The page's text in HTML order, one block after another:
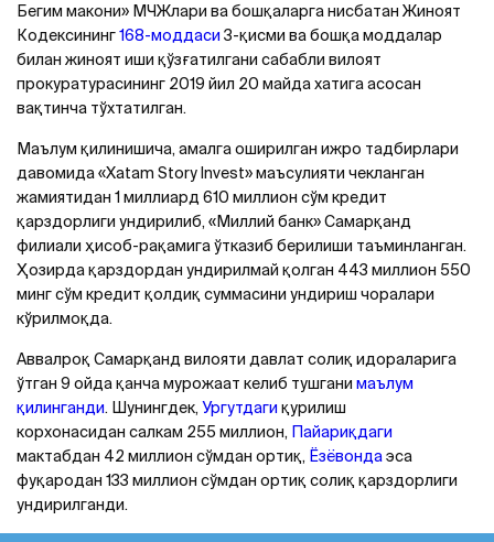
Бегим макони» МЧЖлари ва бошқаларга нисбатан Жиноят
Кодексининг168-моддаси 3-қисми ва бошқа моддалар
билан жиноят иши қўзғатилгани сабабли вилоят
прокуратурасининг 2019 йил 20 майда хатига асосан
вақтинча тўхтатилган.
Маълум қилинишича, амалга оширилган ижро тадбирлари
давомида «Xatam Story Invest» маъсулияти чекланган
жамиятидан 1 миллиард 610 миллион сўм кредит
қарздорлиги ундирилиб, «Миллий банк» Самарқанд
филиали ҳисоб-рақамига ўтказиб берилиши таъминланган.
Ҳозирда қарздордан ундирилмай қолган 443 миллион 550
минг сўм кредит қолдиқ суммасини ундириш чоралари
кўрилмоқда.
Аввалроқ Самарқанд вилояти давлат солиқ идораларига
ўтган 9 ойда қанча мурожаат келиб тушгани маълум
қилинганди. Шунингдек, Ургутдаги қурилиш
корхонасидан салкам 255 миллион, Пайариқдаги
мактабдан 42 миллион сўмдан ортиқ, Ёзёвондаэса
фуқародан 133 миллион сўмдан ортиқ солиқ қарздорлиги
ундирилганди.